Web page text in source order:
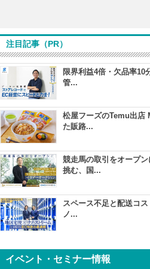
注目記事（PR）
限界利益4倍・欠品率
管...
松屋フーズのTemu出店
た販路...
競走馬の取引をオープ
挑む、国...
スペース不足と配送コ
ノ...
イベント・セミナー情報